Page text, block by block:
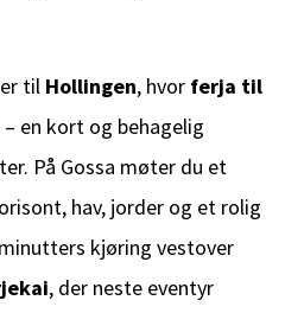
til Hollingen, hvor ferja til
en kort og behagelig
På Gossa møter du et
hav, jorder og et rolig
kjøring vestover
, der neste eventyr